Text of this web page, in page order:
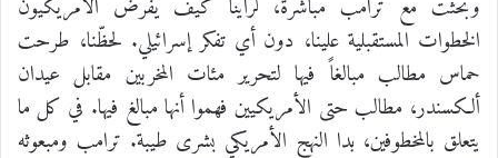
وبحثت مع ترامب مباشرة، لرأينا كيف يفرض الأمريكيون
الخطوات المستقبلية علينا، دون أي تفكر إسرائيلي. لحظّنا، طرحت
حماس مطالب مبالغاً فيها لتحرير مئات المخربين مقابل عيدان
ألكسندر، مطالب حتى الأمريكيين فهموا أنها مبالغ فيها. في كل ما
يتعلق بالمخطوفين، بدا النهج الأمريكي بشرى طيبة. ترامب ومبعوثه